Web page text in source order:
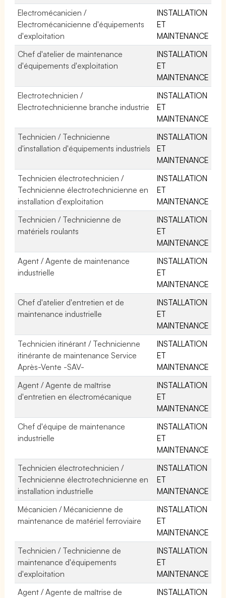
Electromécanicien /
Electromécanicienne d'équipements
d'exploitation
INSTALLATION
ET
MAINTENANCE
Chef d'atelier de maintenance
d'équipements d'exploitation
INSTALLATION
ET
MAINTENANCE
Electrotechnicien /
Electrotechnicienne branche industrie
INSTALLATION
ET
MAINTENANCE
Technicien / Technicienne
d'installation d'équipements industriels
INSTALLATION
ET
MAINTENANCE
Technicien électrotechnicien /
Technicienne électrotechnicienne en
installation d'exploitation
INSTALLATION
ET
MAINTENANCE
Technicien / Technicienne de
matériels roulants
INSTALLATION
ET
MAINTENANCE
Agent / Agente de maintenance
industrielle
INSTALLATION
ET
MAINTENANCE
Chef d'atelier d'entretien et de
maintenance industrielle
INSTALLATION
ET
MAINTENANCE
Technicien itinérant / Technicienne
itinérante de maintenance Service
Après-Vente -SAV-
INSTALLATION
ET
MAINTENANCE
Agent / Agente de maîtrise
d'entretien en électromécanique
INSTALLATION
ET
MAINTENANCE
Chef d'équipe de maintenance
industrielle
INSTALLATION
ET
MAINTENANCE
Technicien électrotechnicien /
Technicienne électrotechnicienne en
installation industrielle
INSTALLATION
ET
MAINTENANCE
Mécanicien / Mécanicienne de
maintenance de matériel ferroviaire
INSTALLATION
ET
MAINTENANCE
Technicien / Technicienne de
maintenance d'équipements
d'exploitation
INSTALLATION
ET
MAINTENANCE
Agent / Agente de maîtrise de
INSTALLATION